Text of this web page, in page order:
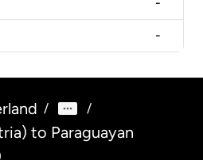
-
-
/ /
to Paraguayan